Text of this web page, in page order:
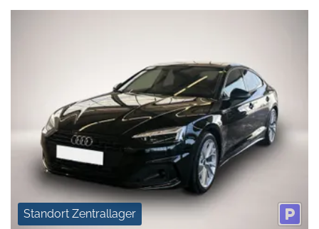
Standort Zentrallager